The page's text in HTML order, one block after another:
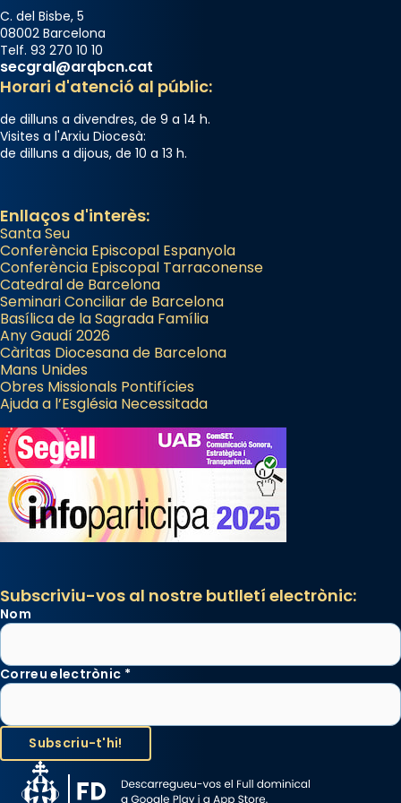
C. del Bisbe, 5
08002 Barcelona
Telf. 93 270 10 10
secgral@arqbcn.cat
Horari d'atenció al públic:
de dilluns a divendres, de 9 a 14 h.
Visites a l'Arxiu Diocesà:
de dilluns a dijous, de 10 a 13 h.
Enllaços d'interès:
Santa Seu
Conferència Episcopal Espanyola
Conferència Episcopal Tarraconense
Catedral de Barcelona
Seminari Conciliar de Barcelona
Basílica de la Sagrada Família
Any Gaudí 2026
Càritas Diocesana de Barcelona
Mans Unides
Obres Missionals Pontifícies
Ajuda a l’Església Necessitada
Subscriviu-vos al nostre butlletí electrònic:
Nom
Correu electrònic *